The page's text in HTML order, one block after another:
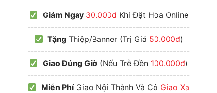
Giảm Ngay 30.000đKhi Đặt Hoa Online
------------------------------------------------
TặngThiệp/Banner (Trị Giá 50.000đ)
------------------------------------------------
Giao Đúng Giờ (Nếu Trễ Đền 100.000đ)
------------------------------------------------
Miễn PhíGiao Nội Thành Và Có Giao Xa